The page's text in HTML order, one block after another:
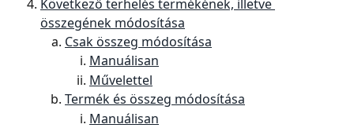
Következő terhelés termékének, illetve
összegének módosítása
Csak összeg módosítása
Manuálisan
Művelettel
Termék és összeg módosítása
Manuálisan